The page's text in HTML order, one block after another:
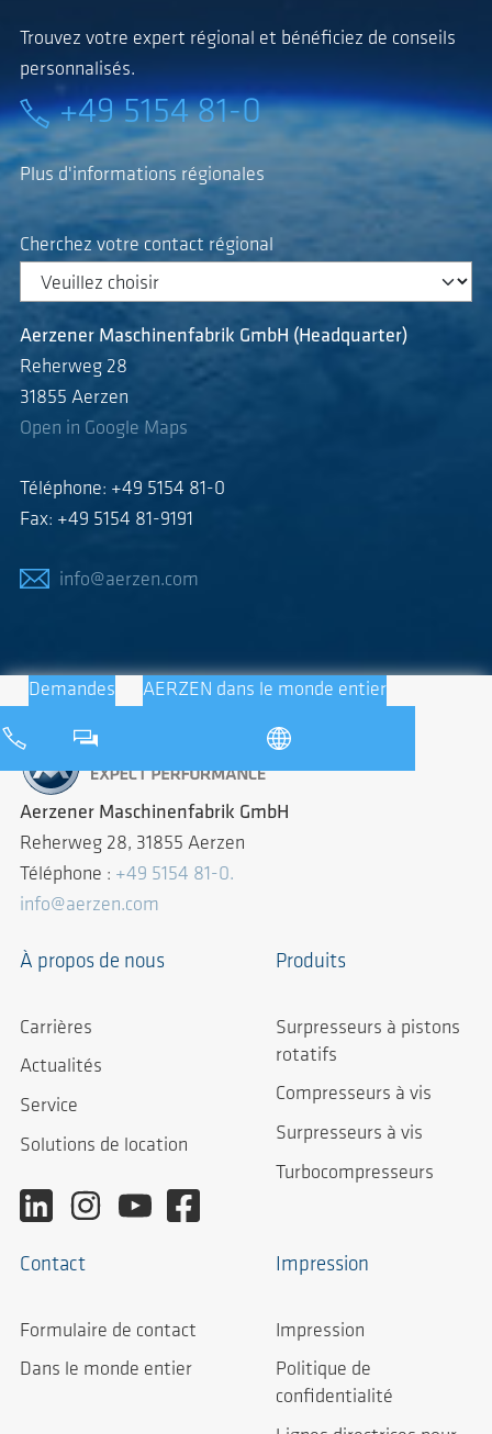
Trouvez votre expert régional et bénéficiez de conseils
personnalisés.
+49 5154 81-0
Plus d'informations régionales
Cherchez votre contact régional
Aerzener Maschinenfabrik GmbH (Headquarter)
Reherweg 28
31855 Aerzen
Open in Google Maps
Téléphone: +49 5154 81-0
Fax: +49 5154 81-9191
info@aerzen.com
Demandes AERZEN dans le monde entier
Aerzener Maschinenfabrik GmbH
Reherweg 28, 31855 Aerzen
Téléphone : +49 5154 81-0.
info@aerzen.com
À propos de nous
Carrières
Actualités
Service
Solutions de location
Produits
Surpresseurs à pistons
rotatifs
Compresseurs à vis
Surpresseurs à vis
Turbocompresseurs
Contact
Formulaire de contact
Dans le monde entier
Impression
Impression
Politique de
confidentialité